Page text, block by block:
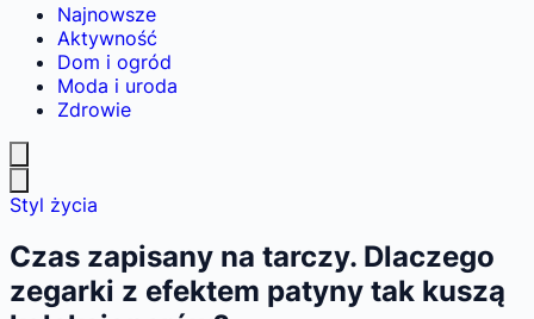
Najnowsze
Aktywność
Dom i ogród
Moda i uroda
Zdrowie
Styl życia
Czas zapisany na tarczy. Dlaczego
zegarki z efektem patyny tak kuszą